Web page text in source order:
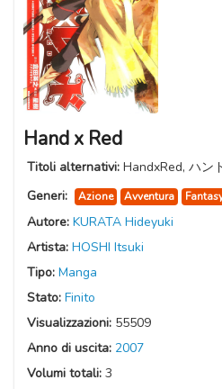
Hand x Red
Titoli alternativi: HandxRed, ハン
Generi:
Azione Avventura
Autore: KURATA Hideyuki
Artista: HOSHI Itsuki
Tipo: Manga
Stato: Finito
Visualizzazioni: 55509
Anno di uscita: 2007
Volumi totali: 3